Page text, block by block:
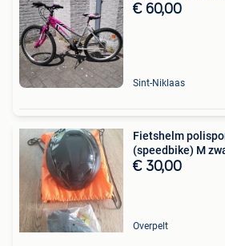
€ 60,00
Sint-Niklaas
Fietshelm
(speedbike) M
€ 30,00
Overpelt